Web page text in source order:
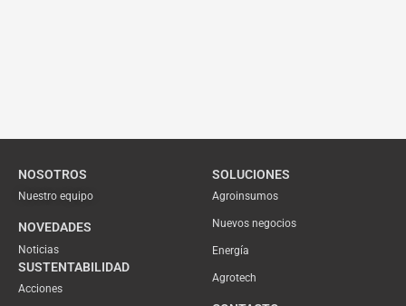
NOSOTROS
Nuestro equipo
NOVEDADES
Noticias
SUSTENTABILIDAD
Acciones
SOLUCIONES
Agroinsumos
Nuevos negocios
Energía
Agrotech